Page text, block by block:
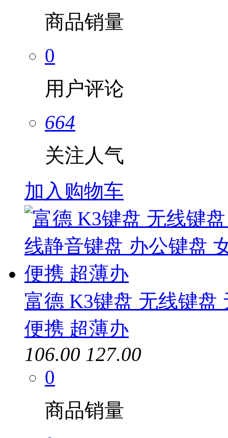
商品销量
0
用户评论
664
关注人气
加入购物车
富德 K3键盘 无线键盘
便携 超薄办
106.00 127.00
0
商品销量